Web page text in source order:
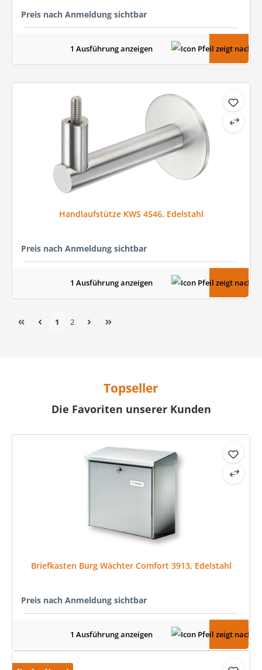
Preis nach Anmeldung sichtbar
1 Ausführung anzeigen
Handlaufstütze KWS 4546, Edelstahl
Preis nach Anmeldung sichtbar
1 Ausführung anzeigen
Seite
1 Seite
2
Topseller
Die Favoriten unserer Kunden
Briefkasten Burg Wächter Comfort 3913, Edelstahl
Preis nach Anmeldung sichtbar
1 Ausführung anzeigen